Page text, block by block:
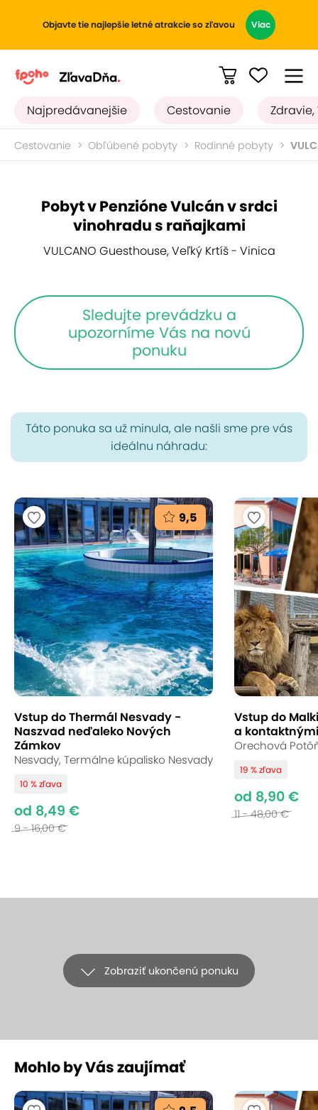
Objavte tie najlepšie letné atrakcie so zľavou Viac
Najpredávanejšie Cestovanie Zdravie,
Cestovanie Obľúbené pobyty Rodinné pobyty
Pobyt v Penzióne Vulcán v srdci
vinohradu s raňajkami
VULCANO Guesthouse, Veľký Krtíš - Vinica
Sledujte prevádzku a
upozorníme Vás na novú
ponuku
Táto ponuka sa už minula, ale našli sme pre vás
ideálnu náhradu:
9,5
Vstup do Thermál Nesvady -
Naszvad neďaleko Nových
Zámkov
Nesvady, Termálne kúpalisko Nesvady
10 % zľava
od 8,49 €
9 - 16,00 €
Vstup do
a
Orechová
19 % zľava
od 8,90 €
11 - 48,00 €
Zobraziť ukončenú ponuku
+17
Pobyt v Penzióne Vulcán v srdci
Mohlo by Vás zaujímať